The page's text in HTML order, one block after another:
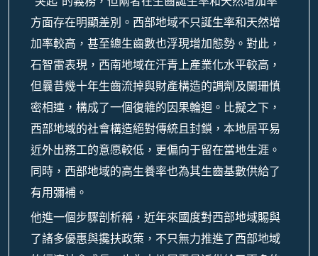
方面存在明顯差別。西部地域不只誕生率和天然增
加率較高，甚至總生齒數也浮現增加態勢。對此，
石智雷表現，西南地域在汗青上產業化水平較高，
但曩昔幾十年生齒流掉與財產構造的調劑及闌珊慎
密相連，構成了一個復雜的因果輪迴。比擬之下，
西部地域的社會構造絕對傳統且封鎖，本地居平易
近外出務工的意愿較低，更偏向于留在當地生涯。
同時，西部地域的高生養率也為其生齒基數供給了
有用彌補。
他進一個步驟剖析稱，近年來國度對西部地域賜與
了諸多優惠與攙扶政策，不只無力推進了西部地域